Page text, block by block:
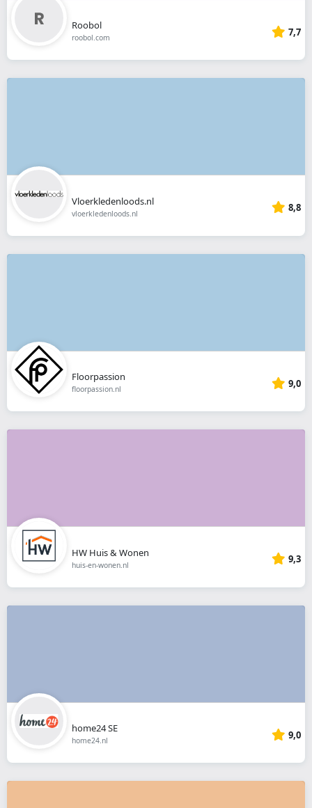
Roobol
roobol.com 7,7
Vloerkledenloods.nl
vloerkledenloods.nl 8,8
Floorpassion
floorpassion.nl 9,0
HW Huis & Wonen
huis-en-wonen.nl 9,3
home24 SE
home24.nl 9,0